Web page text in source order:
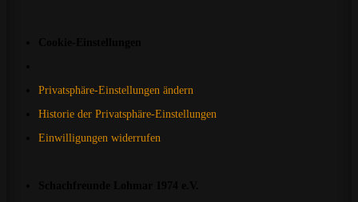
Privatsphäre-Einstellungen ändern
Historie der Privatsphäre-Einstellungen
Einwilligungen widerrufen